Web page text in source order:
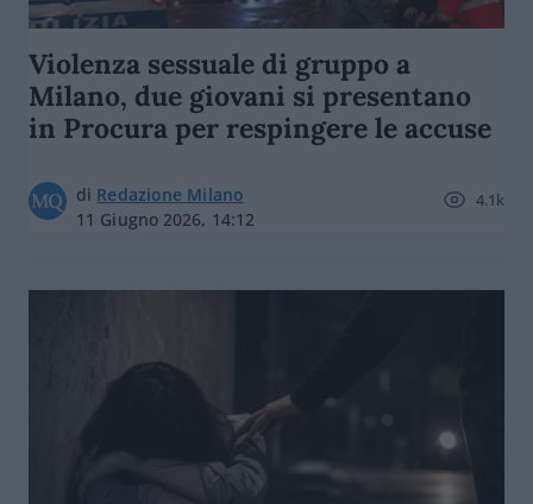
Violenza sessuale di gruppo a
Milano, due giovani si presentano
in Procura per respingere le accuse
di Redazione Milano
11 Giugno 2026, 14:12
4.1k